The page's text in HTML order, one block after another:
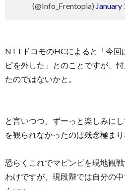
(@Info_Frentopia) January
NTTドコモのHCによると「今回
ピを外した」とのことですが、
たのではないかと。
と言いつつ、ずーっと楽しみに
を観られなかったのは残念極まり
恐らくこれでマピンピを現地観
わけですが、現段階では自分の